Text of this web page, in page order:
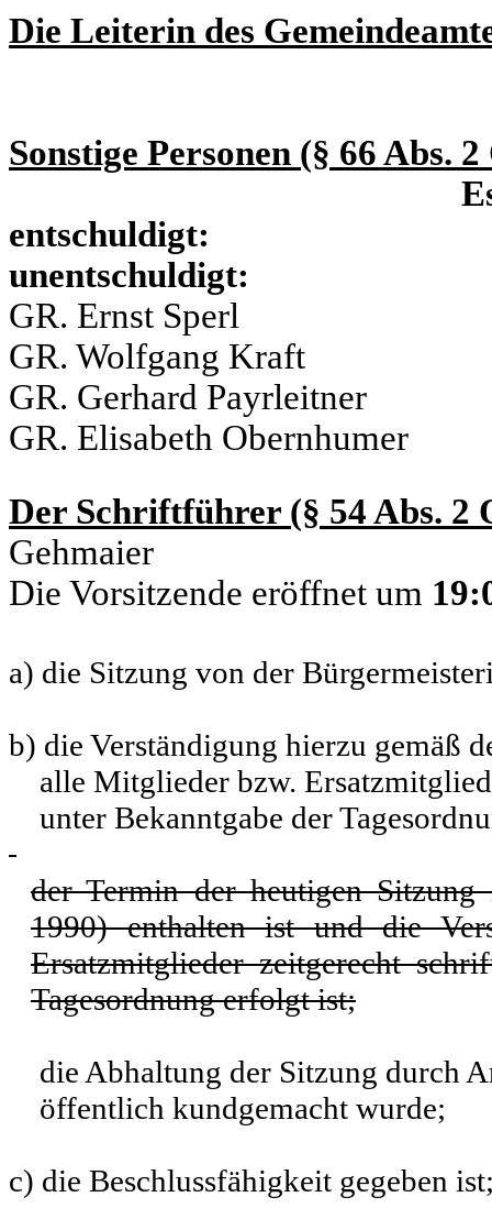
Die Leiterin des
Sonstige Personen (§ 66 Abs.
unentschuldigt:
GR. Ernst Sperl
GR. Wolfgang Kraft
GR. Gerhard Payrleitner
GR. Elisabeth Obernhumer
Der Schriftführer (§ 54 Abs. 2
Gehmaier
Die Vorsitzende eröffnet um
a) die Sitzung von der
b) die Verständigung hierzu gemäß
alle Mitglieder bzw.
unter Bekanntgabe der
der Termin der heutigen
1990) enthalten ist und die
Ersatzmitglieder zeitgerecht
Tagesordnung erfolgt ist;
die Abhaltung der Sitzung durch
öffentlich kundgemacht wurde;
c) die Beschlussfähigkeit gegeben